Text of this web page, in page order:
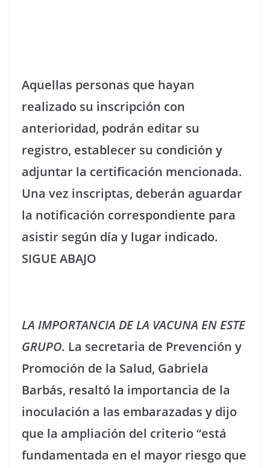
Aquellas personas que hayan
realizado su inscripción con
anterioridad, podrán editar su
registro, establecer su condición y
adjuntar la certificación mencionada.
Una vez inscriptas, deberán aguardar
la notificación correspondiente para
asistir según día y lugar indicado.
SIGUE ABAJO
LA IMPORTANCIA DE LA VACUNA EN ESTE
GRUPO. La secretaria de Prevención y
Promoción de la Salud, Gabriela
Barbás, resaltó la importancia de la
inoculación a las embarazadas y dijo
que la ampliación del criterio “está
fundamentada en el mayor riesgo que